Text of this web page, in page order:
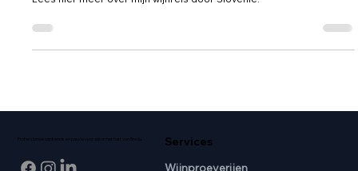
Sloveense wijn en het land zijn verrassend. Mooi, leuk en fantastisch.
Lees hier meer over mijn wijnreis door Slovenie.
Professionele wijnkennis en passie voor wijn in het hart van Breda. Services